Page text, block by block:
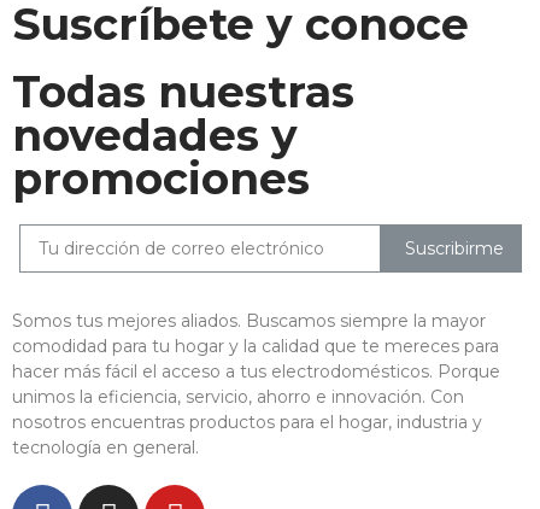
Suscríbete y conoce
Todas nuestras
novedades y
promociones
Suscribirme
Somos tus mejores aliados. Buscamos siempre la mayor
comodidad para tu hogar y la calidad que te mereces para
hacer más fácil el acceso a tus electrodomésticos. Porque
unimos la eficiencia, servicio, ahorro e innovación. Con
nosotros encuentras productos para el hogar, industria y
tecnología en general.